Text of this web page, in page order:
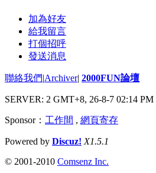
加為好友
給我留言
打個招呼
發送消息
聯絡我們|Archiver| 2000FUN論壇
SERVER: 2 GMT+8, 26-8-7 02:14 PM
Sponsor： 工作間 , 網頁寄存
Powered by Discuz! X1.5.1
© 2001-2010 Comsenz Inc.